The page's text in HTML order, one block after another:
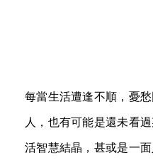
每當生活遭逢不順，憂
人，也有可能是還未看
活智慧結晶，甚或是一